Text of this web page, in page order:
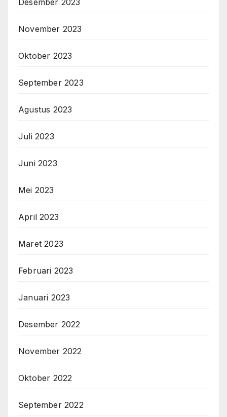
November 2023
Oktober 2023
September 2023
Agustus 2023
Juli 2023
Juni 2023
Mei 2023
April 2023
Maret 2023
Februari 2023
Januari 2023
Desember 2022
November 2022
Oktober 2022
September 2022